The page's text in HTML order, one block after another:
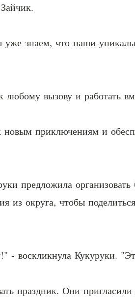
знаем, что наши
вызову и работать
приключениям и
предложила
из округа, чтобы
- воскликнула Кукуруки.
праздник. Они